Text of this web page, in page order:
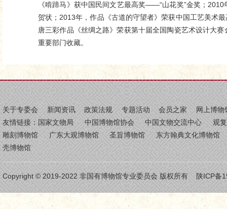
《啃蹄马》获中国民间文艺最高奖——“山花奖”金奖；
贺状；2013年，作品《古道的守望者》荣获中国工艺美术
唐三彩作品《丝绸之路》荣获第十届全国陶瓷艺术设计大
重要部门收藏。
关于专委会 新闻资讯 政策法规 专题活动 会员之家
网上博物
友情链接： 国家文物局 中国博物馆协会 中国文物交流中心
观
雕刻博物馆
广东大观博物馆 圣旨博物馆
东方翰典文化博物馆
壳博物馆
Copyright © 2019-2022 非国有博物馆专业委员会 版权所有 陕ICP备